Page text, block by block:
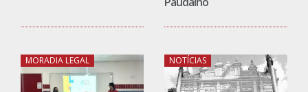
MORADIA LEGAL NOTÍCIAS